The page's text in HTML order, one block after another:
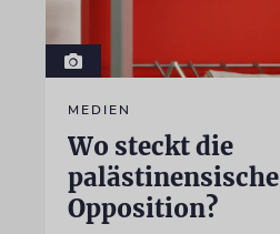
MEDIEN
Wo steckt die
palästinensische
Opposition?